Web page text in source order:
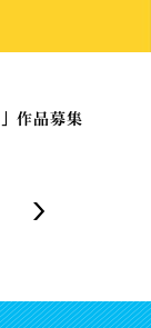
作品募集